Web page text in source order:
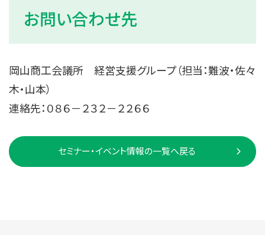
お問い合わせ先
岡山商工会議所 経営支援グループ（担当：難波・佐々
木・山本）
連絡先：０８６－２３２－２２６６
セミナー・イベント情報の一覧へ戻る